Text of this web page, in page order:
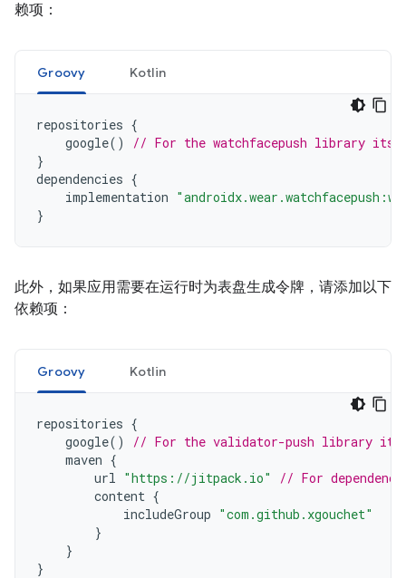
赖项：
Groovy Kotlin
repositories {
google()
// For the watchfacepush library
}
dependencies {
implementation
}
此外，如果应用需要在运行时为表盘生成令牌，请添加以下
依赖项：
Groovy Kotlin
repositories {
google()
// For the validator-push library
maven {
url "https://jitpack.io"
// For
content {
includeGroup "com.github.xgouchet"
}
}
}